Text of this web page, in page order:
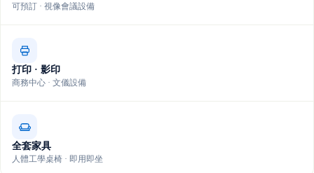
可預訂 · 視像會議設備
打印 · 影印
商務中心 · 文儀設備
全套家具
人體工學桌椅 · 即用即坐